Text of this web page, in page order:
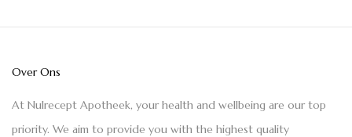
Over Ons
At Nulrecept Apotheek, your health and wellbeing are our top
priority. We aim to provide you with the highest quality